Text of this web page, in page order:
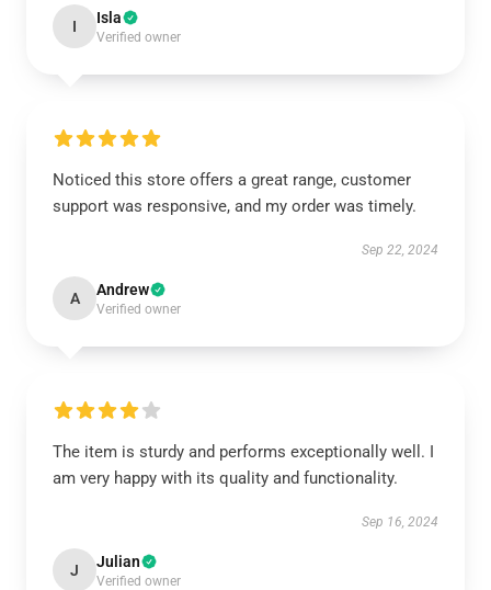
I Isla
Verified owner
Noticed this store offers a great range, customer
support was responsive, and my order was timely.
Sep 22, 2024
A Andrew
Verified owner
The item is sturdy and performs exceptionally well. I
am very happy with its quality and functionality.
Sep 16, 2024
J Julian
Verified owner